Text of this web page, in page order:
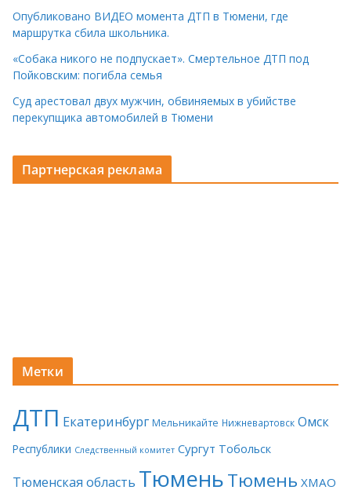
Опубликовано ВИДЕО момента ДТП в Тюмени, где
маршрутка сбила школьника.
«Собака никого не подпускает». Смертельное ДТП под
Пойковским: погибла семья
Суд арестовал двух мужчин, обвиняемых в убийстве
перекупщика автомобилей в Тюмени
Партнерская реклама
Метки
ДТП Екатеринбург Мельникайте Нижневартовск Омск
Республики Следственный комитет Сургут Тобольск
Тюменская область ТюменьТюмень ХМАО